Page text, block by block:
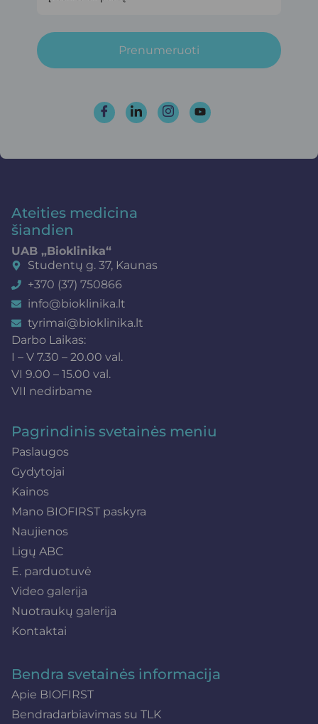
Prenumeruoti
Ateities medicina
šiandien
UAB „Bioklinika“
Studentų g. 37, Kaunas
+370 (37) 750866
info@bioklinika.lt
tyrimai@bioklinika.lt
Darbo Laikas:
I – V 7.30 – 20.00 val.
VI 9.00 – 15.00 val.
VII nedirbame
Pagrindinis svetainės meniu
Paslaugos
Gydytojai
Kainos
Mano BIOFIRST paskyra
Naujienos
Ligų ABC
E. parduotuvė
Video galerija
Nuotraukų galerija
Kontaktai
Bendra svetainės informacija
Apie BIOFIRST
Bendradarbiavimas su TLK